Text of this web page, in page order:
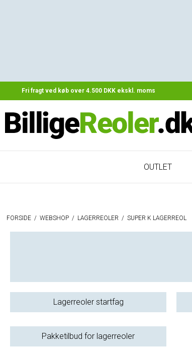
Fri fragt ved køb over 4.500 DKK ekskl. moms
OUTLET
FORSIDE / WEBSHOP / LAGERREOLER / SUPER K LAGERREOL
Lagerreoler startfag
Pakketilbud for lagerreoler